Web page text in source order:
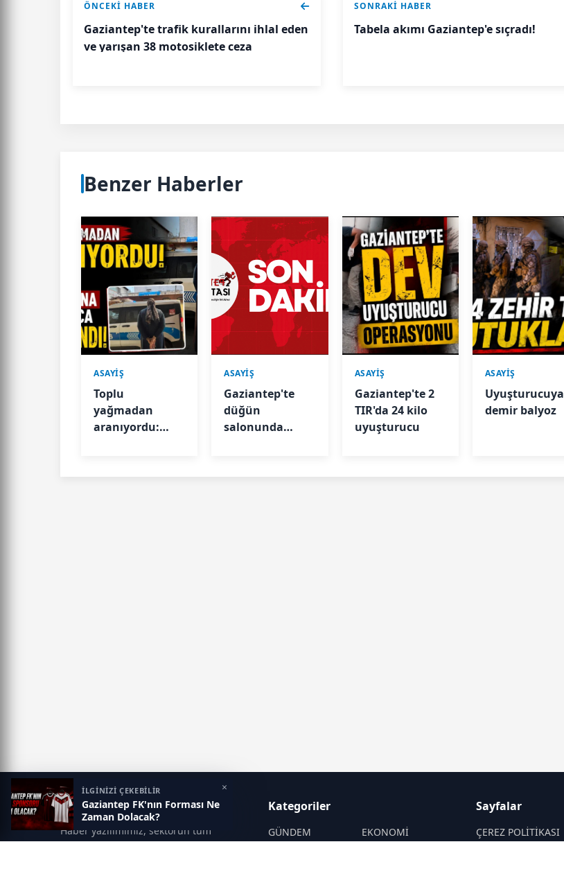
ÖNCEKI HABER
Gaziantep'te trafik kurallarını ihlal eden
ve yarışan 38 motosiklete ceza
SONRAKI HABER
Tabela akımı Gaziantep'e sıçradı!
Benzer Haberler
ASAYİŞ
Toplu
yağmadan
aranıyordu:
ASAYİŞ
Gaziantep'te
düğün
salonunda
ASAYİŞ
Gaziantep'te 2
TIR'da 24 kilo
uyuşturucu
ASAYİŞ
Uyuşturucuya
demir balyoz
İLGİNİZİ ÇEKEBİLİR
Gaziantep FK'nın Forması Ne
Zaman Dolacak?
×
Gaziantep Postası
Haber yazılımımız, sektörün tüm
ihtiyaçlarını karşılayacak şekilde
Kategoriler
GÜNDEM
EKONOMİ
Sayfalar
ÇEREZ POLİTİKASI